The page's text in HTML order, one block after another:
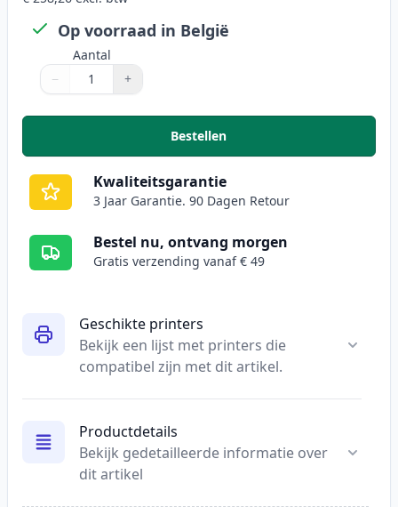
Geschikte printers
Bekijk een lijst met printers die
compatibel zijn met dit artikel.
Productdetails
Bekijk gedetailleerde informatie over
dit artikel
Op voorraad in België
Aantal
Aantal
Gebruik de knoppen om aan te passen
− +
Aantal 1
Bestellen
,4 stuks Canon 046H toner
Kwaliteitsgarantie
3 Jaar Garantie. 90 Dagen Retour
Bestel nu, ontvang morgen
Gratis verzending vanaf € 49